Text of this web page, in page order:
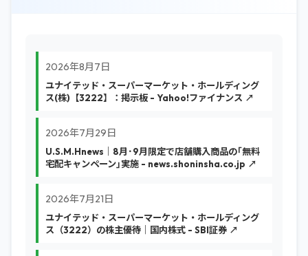
2026年8月7日
ユナイテッド・スーパーマーケット・ホールディング
ス(株)【3222】：掲示板 - Yahoo!ファイナンス ↗
2026年7月29日
U.S.M.Hnews｜8月･9月限定で店舗購入商品の｢無料
宅配キャンペーン｣実施 - news.shoninsha.co.jp ↗
2026年7月21日
ユナイテッド・スーパーマーケット・ホールディング
ス（3222）の株主優待｜国内株式 - SBI証券 ↗